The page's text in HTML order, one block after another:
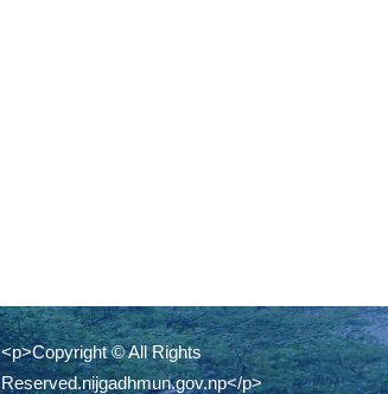
<p>Copyright © All Rights
Reserved.nijgadhmun.gov.np</p>